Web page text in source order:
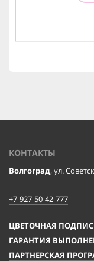
КОНТАКТЫ
Волгоград, ул.
+7-927-50-42-777
ЦВЕТОЧНАЯ
ГАРАНТИЯ
ПАРТНЕРСКАЯ